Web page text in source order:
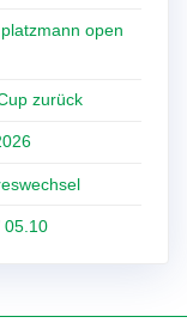
open
zurück
05.10